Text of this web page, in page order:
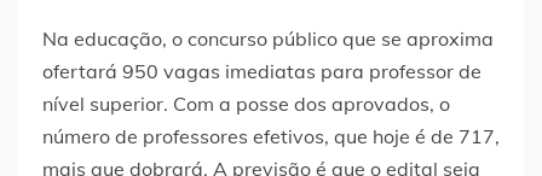
Na educação, o concurso público que se aproxima
ofertará 950 vagas imediatas para professor de
nível superior. Com a posse dos aprovados, o
número de professores efetivos, que hoje é de 717,
mais que dobrará. A previsão é que o edital seja